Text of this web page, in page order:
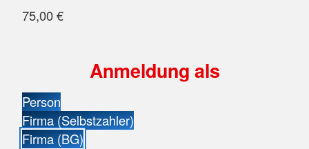
75,00 €
Anmeldung als
Person
Firma (Selbstzahler)
Firma (BG)